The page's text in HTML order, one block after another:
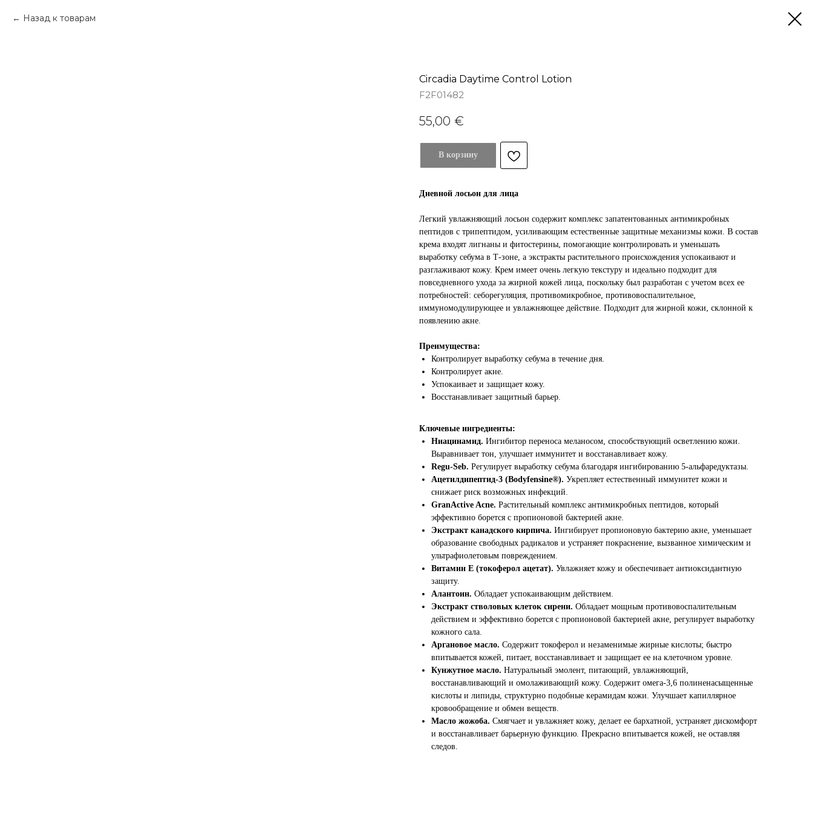
Назад к товарам
Circadia Daytime Control Lotion
F2F01482
55,00 €
В корзину
Дневной лосьон для лица
Легкий увлажняющий лосьон содержит комплекс запатентованных антимикробных
пептидов с трипептидом, усиливающим естественные защитные механизмы кожи. В состав
крема входят лигнаны и фитостерины, помогающие контролировать и уменьшать
выработку себума в Т-зоне, а экстракты растительного происхождения успокаивают и
разглаживают кожу. Крем имеет очень легкую текстуру и идеально подходит для
повседневного ухода за жирной кожей лица, поскольку был разработан с учетом всех ее
потребностей: себорегуляция, противомикробное, противовоспалительное,
иммуномодулирующее и увлажняющее действие. Подходит для жирной кожи, склонной к
появлению акне.
Преимущества:
Контролирует выработку себума в течение дня.
Контролирует акне.
Успокаивает и защищает кожу.
Восстанавливает защитный барьер.
Ключевые ингредиенты:
Ниацинамид. Ингибитор переноса меланосом, способствующий осветлению кожи.
Выравнивает тон, улучшает иммунитет и восстанавливает кожу.
Regu-Seb. Регулирует выработку себума благодаря ингибированию 5-альфаредуктазы.
Ацетилдипептид-3 (Bodyfensine®). Укрепляет естественный иммунитет кожи и
снижает риск возможных инфекций.
GranActive Acne. Растительный комплекс антимикробных пептидов, который
эффективно борется с пропионовой бактерией акне.
Экстракт канадского кирпича. Ингибирует пропионовую бактерию акне, уменьшает
образование свободных радикалов и устраняет покраснение, вызванное химическим и
ультрафиолетовым повреждением.
Витамин Е (токоферол ацетат). Увлажняет кожу и обеспечивает антиоксидантную
защиту.
Алантоин. Обладает успокаивающим действием.
Экстракт стволовых клеток сирени. Обладает мощным противовоспалительным
действием и эффективно борется с пропионовой бактерией акне, регулирует выработку
кожного сала.
Аргановое масло. Содержит токоферол и незаменимые жирные кислоты; быстро
впитывается кожей, питает, восстанавливает и защищает ее на клеточном уровне.
Кунжутное масло. Натуральный эмолент, питающий, увлажняющий,
восстанавливающий и омолаживающий кожу. Содержит омега-3,6 полиненасыщенные
кислоты и липиды, структурно подобные керамидам кожи. Улучшает капиллярное
кровообращение и обмен веществ.
Масло жожоба. Смягчает и увлажняет кожу, делает ее бархатной, устраняет дискомфорт
и восстанавливает барьерную функцию. Прекрасно впитывается кожей, не оставляя
следов.